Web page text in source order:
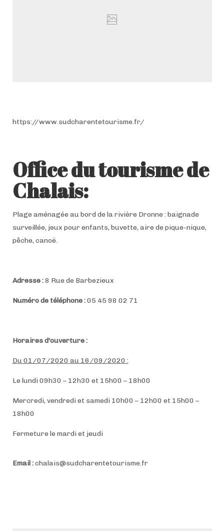
https://www.sudcharentetourisme.fr/
Office du tourisme de
Chalais:
Plage aménagée au bord de la rivière Dronne : baignade
surveillée, jeux pour enfants, buvette, aire de pique-nique,
pêche, canoë.
Adresse :8 Rue de Barbezieux
Numéro de téléphone :05 45 98 02 71
Horaires d'ouverture :
Du 01/07/2020 au 16/09/2020 :
Le lundi 09h30 – 12h30 et 15h00 – 18h00
Mercredi, vendredi et samedi 10h00 – 12h00 et 15h00 –
18h00
Fermeture le mardi et jeudi
Email : chalais@sudcharentetourisme.fr